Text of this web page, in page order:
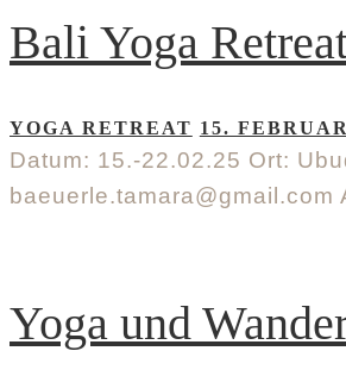
Bali Yoga
YOGA RETREAT 15.
Datum: 15.-22.02.25 Ort:
Yoga und